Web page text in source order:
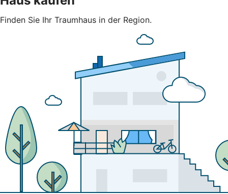
Finden Sie Ihr Traumhaus in der Region.